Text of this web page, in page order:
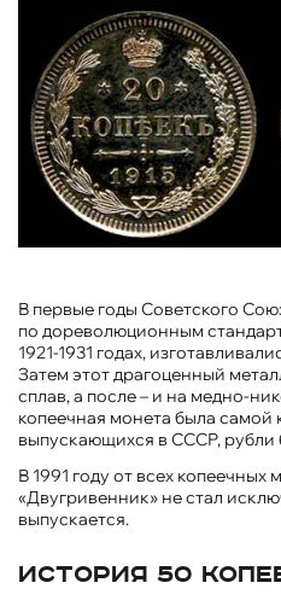
В первые годы Советского
по дореволюционным
1921-1931 годах,
Затем этот драгоценный
сплав, а после – и на медно-
копеечная монета была
выпускающихся в СССР, рубли
В 1991 году от всех копеечных
«Двугривенник» не стал
выпускается.
История 50